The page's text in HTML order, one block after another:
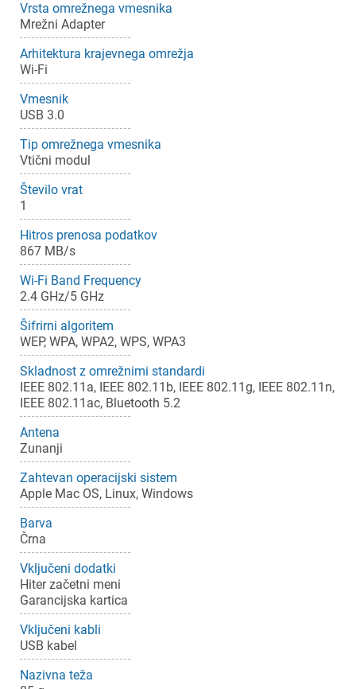
Vrsta omrežnega vmesnika
Mrežni Adapter
Arhitektura krajevnega omrežja
Wi-Fi
Vmesnik
USB 3.0
Tip omrežnega vmesnika
Vtični modul
Število vrat
1
Hitros prenosa podatkov
867 MB/s
Wi-Fi Band Frequency
2.4 GHz/5 GHz
Šifrirni algoritem
WEP, WPA, WPA2, WPS, WPA3
Skladnost z omrežnimi standardi
IEEE 802.11a, IEEE 802.11b, IEEE 802.11g, IEEE 802.11n,
IEEE 802.11ac, Bluetooth 5.2
Antena
Zunanji
Zahtevan operacijski sistem
Apple Mac OS, Linux, Windows
Barva
Črna
Vključeni dodatki
Hiter začetni meni
Garancijska kartica
Vključeni kabli
USB kabel
Nazivna teža